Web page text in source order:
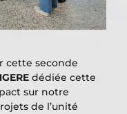
cette seconde
GERE dédiée cette
sur notre
de l’unité